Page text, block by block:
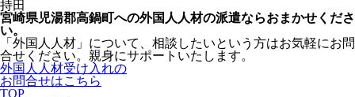
持田
宮崎県児湯郡高鍋町への外国人人材の派遣ならおまかせくださ
い。
「外国人人材」について、相談したいという方はお気軽にお問
合せください。親身にサポートいたします。
外国人人材受け入れの
お問合せはこちら
TOP